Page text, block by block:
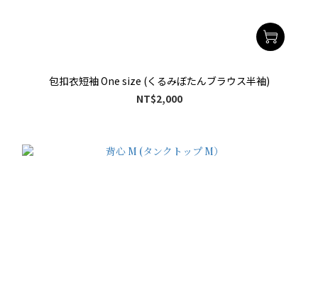
包扣衣短袖 One size (くるみぼたんブラウス半袖)
NT$2,000